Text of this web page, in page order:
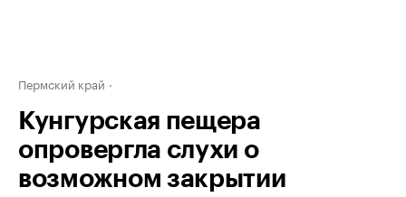
Пермский край
Кунгурская пещера
опровергла слухи о
возможном закрытии